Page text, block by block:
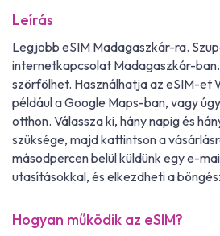
Leírás
Legjobb eSIM Madagaszkár-ra.
internetkapcsolat Madagaszkár-
szörfölhet. Használhatja az eSIM-et
például a Google Maps-ban, vagy
otthon. Válassza ki, hány napig és
szüksége, majd kattintson a
másodpercen belül küldünk egy e-
utasításokkal, és elkezdheti a
Hogyan működik az eSIM?